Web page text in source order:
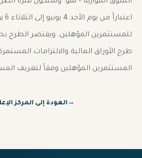
للمستثمرين المؤهلين. ويقتصر
طرح الأوراق المالية والالتزامات
المستثمرين المؤهلين وفقاً لتعريف
→ العودة إلى المركز